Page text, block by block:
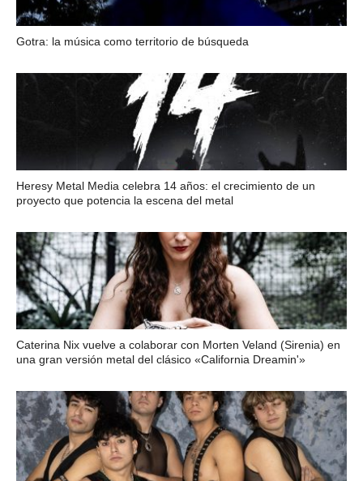
Gotra: la música como territorio de búsqueda
Heresy Metal Media celebra 14 años: el crecimiento de un
proyecto que potencia la escena del metal
Caterina Nix vuelve a colaborar con Morten Veland (Sirenia) en
una gran versión metal del clásico «California Dreamin'»